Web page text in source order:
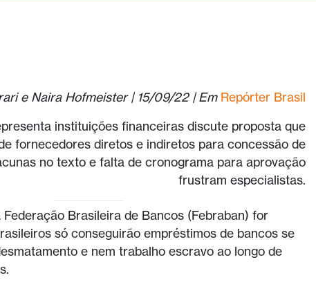
e Naira Hofmeister | 15/09/22 | Em Repórter Brasil
instituições financeiras discute proposta que
fornecedores diretos e indiretos para concessão de
no texto e falta de cronograma para aprovação
frustram especialistas.
Brasileira de Bancos (Febraban) for
só conseguirão empréstimos de bancos se
e nem trabalho escravo ao longo de